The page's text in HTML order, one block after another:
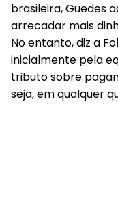
brasileira, Guedes
arrecadar mais
No entanto, diz a
inicialmente pela
tributo sobre
seja, em qualquer